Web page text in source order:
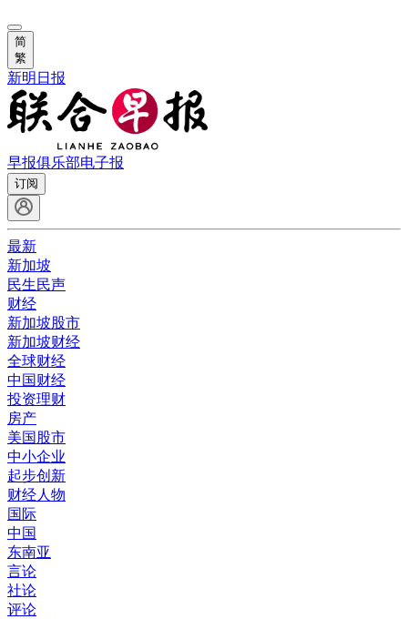
简
繁
新明日报
早报俱乐部电子报
订阅
最新
新加坡
民生民声
财经
新加坡股市
新加坡财经
全球财经
中国财经
投资理财
房产
美国股市
中小企业
起步创新
财经人物
国际
中国
东南亚
言论
社论
评论